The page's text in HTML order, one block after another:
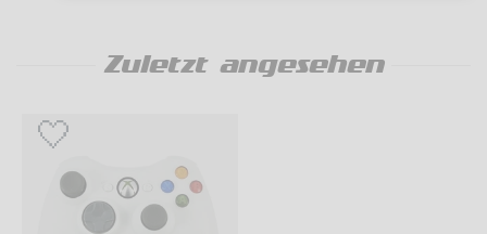
Zuletzt angesehen